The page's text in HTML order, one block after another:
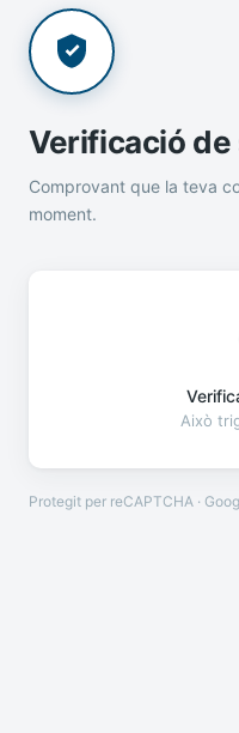
Verificació
Comprovant que la teva
moment.
Això
Protegit per reCAPTCHA ·